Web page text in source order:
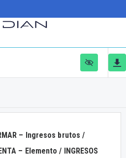
– Ingresos brutos /
– Elemento / INGRESOS